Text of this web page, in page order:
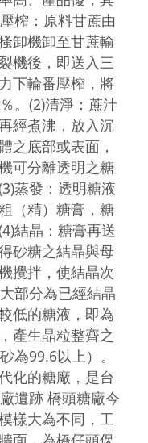
榨：原料甘蔗由
卸機卸至甘蔗輸
機後，即送入三
下輪番壓榨，將
。(2)清淨：蔗汁
經煮沸，放入沉
之底部或表面，
可分離透明之糖
蒸發：透明糖液
（精）糖膏，糖
結晶：糖膏再送
砂糖之結晶與母
攪拌，使結晶次
部分為已經結晶
低的糖液，即為
產生晶粒整齊之
為99.6以上）。
化的糖廠，是台
遺跡 橋頭糖廠今
樣大為不同，工